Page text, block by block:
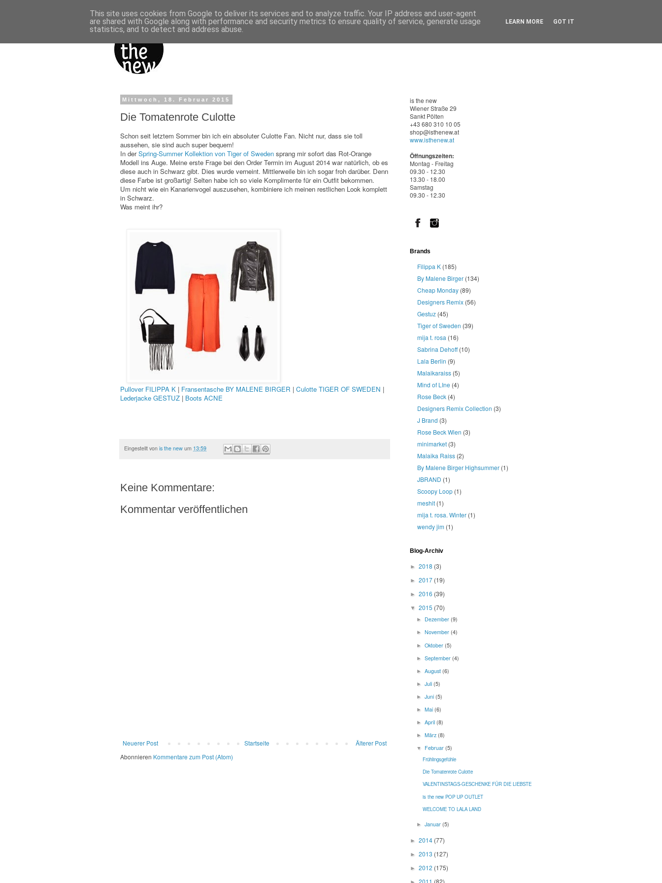
Mittwoch, 18. Februar 2015
Die Tomatenrote Culotte
Schon seit letztem Sommer bin ich ein absoluter Culotte Fan. Nicht nur, dass sie toll
aussehen, sie sind auch super bequem!
In derSpring-Summer Kollektion von Tiger of Sweden sprang mir sofort das Rot-Orange
Modell ins Auge. Meine erste Frage bei den Order Termin im August 2014 war natürlich, ob es
diese auch in Schwarz gibt. Dies wurde verneint. Mittlerweile bin ich sogar froh darüber. Denn
diese Farbe ist großartig! Selten habe ich so viele Komplimente für ein Outfit bekommen.
Um nicht wie ein Kanarienvogel auszusehen, kombiniere ich meinen restlichen Look komplett
in Schwarz.
Was meint ihr?
Pullover FILIPPA K | Fransentasche BY MALENE BIRGER | Culotte TIGER OF SWEDEN |
Lederjacke GESTUZ | Boots ACNE
Eingestellt von is the new um 13:59
Keine Kommentare:
Kommentar veröffentlichen
Neuerer Post Älterer Post
Startseite
Abonnieren Kommentare zum Post (Atom)
is the new
WienerStraße 29
Sankt Pölten
+43 680 310 10 05
shop@isthenew.at
www.isthenew.at
Öffnungszeiten:
Montag - Freitag
09.30 - 12.30
13.30 - 18.00
Samstag
09.30 - 12.30
Brands
Filippa K (185)
By Malene Birger (134)
Cheap Monday (89)
Designers Remix (56)
Gestuz (45)
Tiger of Sweden (39)
mija t. rosa (16)
Sabrina Dehoff (10)
Lala Berlin (9)
Malaikaraiss (5)
Mind of LIne (4)
Rose Beck (4)
Designers Remix Collection (3)
J Brand (3)
Rose Beck Wien (3)
minimarket (3)
Malaika Raiss (2)
By Malene Birger Highsummer (1)
JBRAND (1)
Scoopy Loop (1)
meshit (1)
mija t. rosa. Winter (1)
wendy jim (1)
Blog-Archiv
► 2018 (3)
► 2017 (19)
► 2016 (39)
▼ 2015 (70)
► Dezember (9)
► November (4)
► Oktober (5)
► September (4)
► August (6)
► Juli (5)
► Juni (5)
► Mai (6)
► April (8)
► März (8)
▼ Februar (5)
Frühlingsgefühle
Die Tomatenrote Culotte
VALENTINSTAGS-GESCHENKE FÜR DIE LIEBSTE
is the new POP UP OUTLET
WELCOME TO LALA LAND
► Januar (5)
► 2014 (77)
► 2013 (127)
► 2012 (175)
This site uses cookies from Google to deliver its services and to analyze traffic. Your IP address and user-agent
are shared with Google along with performance and security metrics to ensure quality of service, generate usage
statistics, and to detect and address abuse.
LEARN MORE GOT IT